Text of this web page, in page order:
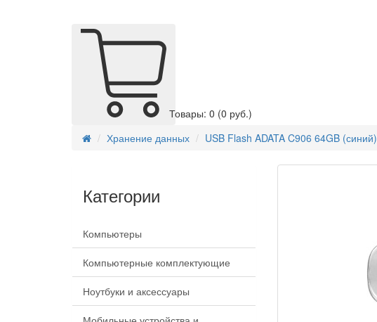
Товары: 0 (0 руб.)
Хранение данных
USB Flash ADATA C906 64GB (синий)
Категории
Компьютеры
Компьютерные комплектующие
Ноутбуки и аксессуары